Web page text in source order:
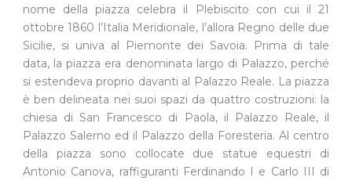
nome della piazza celebra il Plebiscito con cui il 21
ottobre 1860 l’Italia Meridionale, l’allora Regno delle due
Sicilie, si univa al Piemonte dei Savoia. Prima di tale
data, la piazza era denominata largo di Palazzo, perché
si estendeva proprio davanti al Palazzo Reale. La piazza
è ben delineata nei suoi spazi da quattro costruzioni: la
chiesa di San Francesco di Paola, il Palazzo Reale, il
Palazzo Salerno ed il Palazzo della Foresteria. Al centro
della piazza sono collocate due statue equestri di
Antonio Canova, raffiguranti Ferdinando I e Carlo III di